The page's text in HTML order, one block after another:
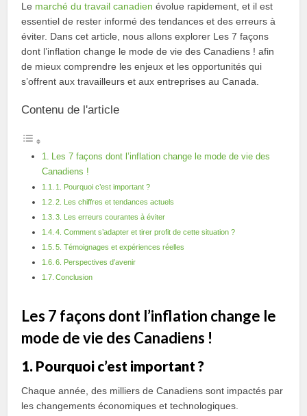
Le marché du travail canadien évolue rapidement, et il est
essentiel de rester informé des tendances et des erreurs à
éviter. Dans cet article, nous allons explorer Les 7 façons
dont l’inflation change le mode de vie des Canadiens ! afin
de mieux comprendre les enjeux et les opportunités qui
s’offrent aux travailleurs et aux entreprises au Canada.
Contenu de l'article
Les 7 façons dont l’inflation change le mode de vie des
Canadiens !
1. Pourquoi c’est important ?
2. Les chiffres et tendances actuels
3. Les erreurs courantes à éviter
4. Comment s’adapter et tirer profit de cette situation ?
5. Témoignages et expériences réelles
6. Perspectives d’avenir
Conclusion
Les 7 façons dont l’inflation change le
mode de vie des Canadiens !
1. Pourquoi c’est important ?
Chaque année, des milliers de Canadiens sont impactés par
les changements économiques et technologiques.